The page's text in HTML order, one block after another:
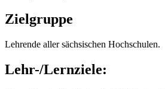
Zielgruppe
Lehrende aller sächsischen Hochschulen.
Lehr-/Lernziele: